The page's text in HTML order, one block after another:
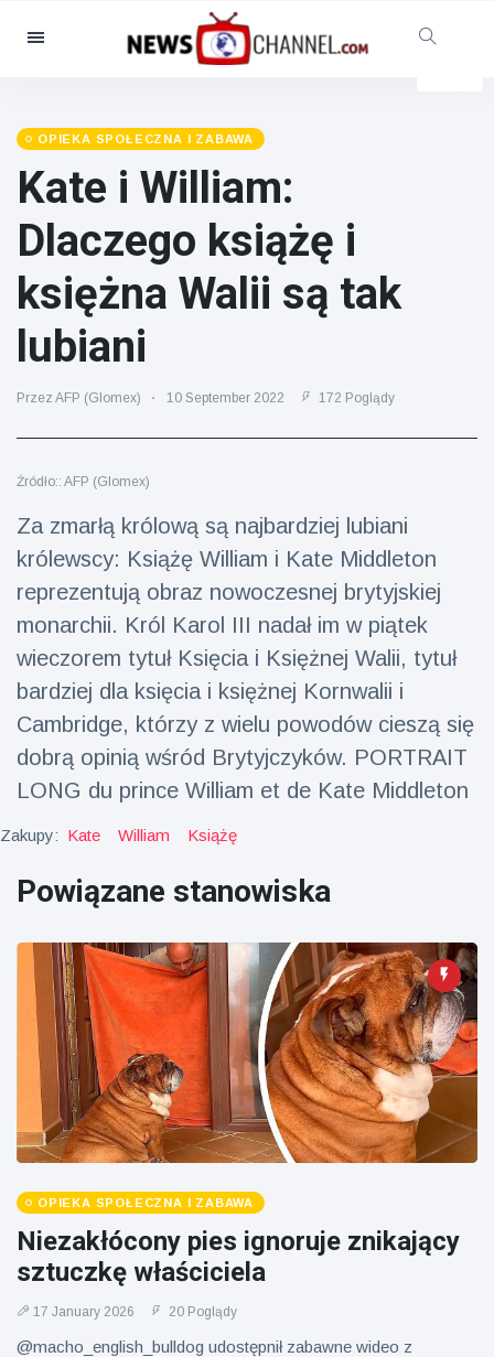
Kategorie
Opieka społeczna i zabawa
Kino i telewizja
(81)
Sport
(237)
Gwiazdy
(13938)
Moda i piękno
(122)
Samochody i silnik
Zdrowie i sprawność
(73)
Podróże i przygody
Najnowsze
wiadomości
Ucieczka z
'kajdanek'
magika
publiczność
16 July
świętują
tapira
nizinne w
brytyjskim
zoo od 14 lat
Mężczyzna z
Florydy
aresztowany
po odpaleniu
fajerwerków
z jadącego
samochodu
16 July
Poglądy
OPIEKA SPOŁECZNA I ZABAWA
Kate i William:
Dlaczego książę i
księżna Walii są tak
lubiani
Przez AFP (Glomex) 10 September 2022 172 Poglądy
Źródło:: AFP (Glomex)
Za zmarłą królową są najbardziej lubiani
królewscy: Książę William i Kate Middleton
reprezentują obraz nowoczesnej brytyjskiej
monarchii. Król Karol III nadał im w piątek
wieczorem tytuł Księcia i Księżnej Walii, tytuł
bardziej dla księcia i księżnej Kornwalii i
Cambridge, którzy z wielu powodów cieszą się
dobrą opinią wśród Brytyjczyków. PORTRAIT
LONG du prince William et de Kate Middleton
Zakupy: Kate William Książę
Powiązane stanowiska
OPIEKA SPOŁECZNA I ZABAWA
Niezakłócony pies ignoruje znikający
sztuczkę właściciela
17 January 2026 20 Poglądy
@macho_english_bulldog udostępnił zabawne wideo z